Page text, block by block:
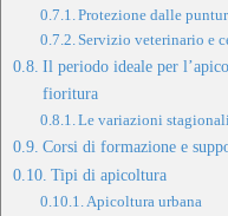
Protezione dalle
Servizio veterinario e
Il periodo ideale per
fioritura
Le variazioni
Corsi di formazione e
Tipi di apicoltura
Apicoltura urbana